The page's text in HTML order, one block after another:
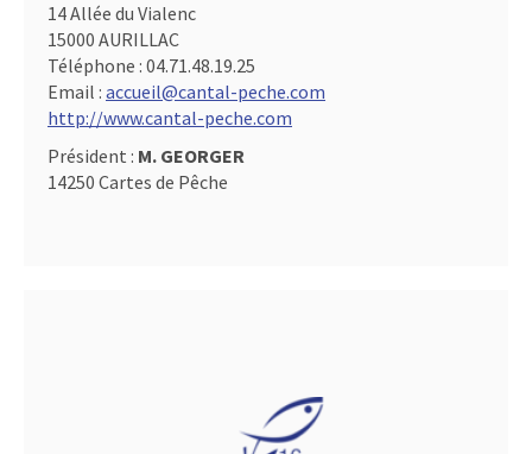
14 Allée du Vialenc
15000 AURILLAC
Téléphone : 04.71.48.19.25
Email : accueil@cantal-peche.com
http://www.cantal-peche.com
Président : M. GEORGER
14250 Cartes de Pêche